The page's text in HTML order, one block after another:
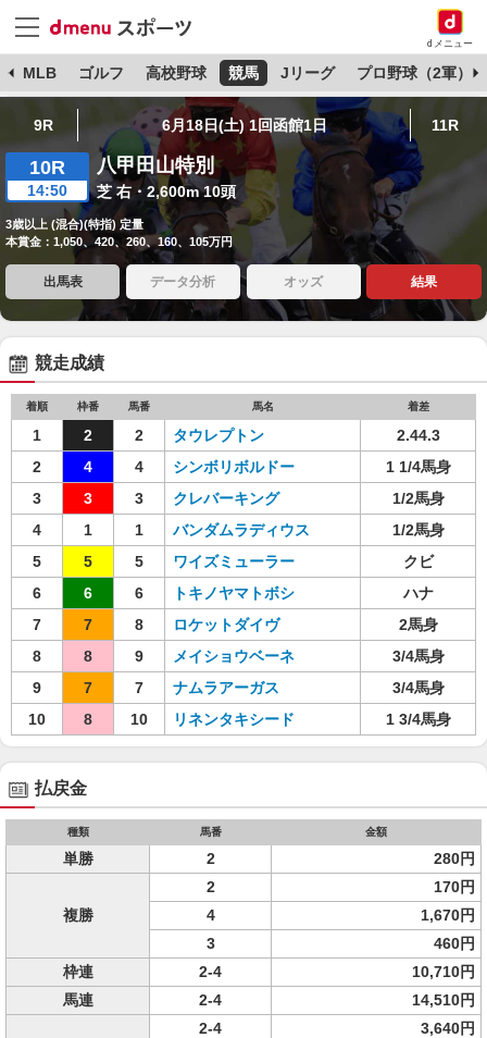
dメニュー
MLB ゴルフ 高校野球 競馬 Jリーグ プロ野球（2軍）
9R 6月18日(土) 1回函館1日 11R
10R
14:50
八甲田山特別
芝 右・2,600m 10頭
3歳以上 (混合)(特指) 定量
本賞金：1,050、420、260、160、105万円
出馬表 データ分析 オッズ 結果
競走成績
着順 枠番 馬番 馬名 着差
1 2 2 タウレプトン
2.44.3
2
4 4 シンボリボルドー
1 1/4馬身
3
3 3 クレバーキング
1/2馬身
4
1 1 バンダムラディウス
1/2馬身
5
5 5 ワイズミューラー
クビ
6
6 6 トキノヤマトボシ
ハナ
7
7 8 ロケットダイヴ
2馬身
8
8 9 メイショウベーネ
3/4馬身
9
7 7 ナムラアーガス
3/4馬身
10
8 10 リネンタキシード 1 3/4馬身
払戻金
種類 馬番 金額
単勝 2 280円
複勝
2
170円
4
1,670円
3
460円
枠連
2-4
10,710円
馬連
2-4 14,510円
2-4
3,640円